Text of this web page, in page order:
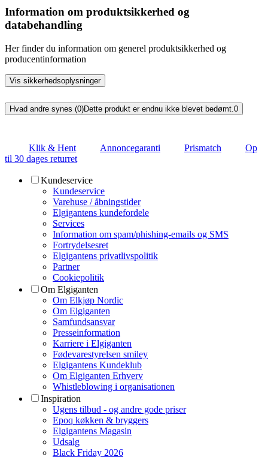
Information om produktsikkerhed og
databehandling
Her finder du information om generel produktsikkerhed og
producentinformation
Vis sikkerhedsoplysninger
Hvad andre synes (0)Dette produkt er endnu ikke blevet bedømt. 0
Klik & Hent Annoncegaranti Prismatch
Op
til 30 dages returret
Kundeservice
Kundeservice
Varehuse / åbningstider
Elgigantens kundefordele
Services
Information om spam/phishing-emails og SMS
Fortrydelsesret
Elgigantens privatlivspolitik
Partner
Cookiepolitik
Om Elgiganten
Om Elkjøp Nordic
Om Elgiganten
Samfundsansvar
Presseinformation
Karriere i Elgiganten
Fødevarestyrelsen smiley
Elgigantens Kundeklub
Om Elgiganten Erhverv
Whistleblowing i organisationen
Inspiration
Ugens tilbud - og andre gode priser
Epoq køkken & bryggers
Elgigantens Magasin
Udsalg
Black Friday 2026